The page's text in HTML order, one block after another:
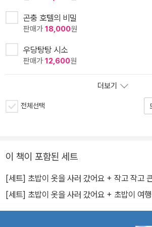
곤충 호텔의 비밀
판매가 18,000원
우당탕탕 시소
판매가 12,600원
더보기
전체선택
이 책이 포함된 세트
[세트] 초밥이 옷을 사러 갔어요 + 작고 작고
[세트] 초밥이 옷을 사러 갔어요 + 초밥이 여